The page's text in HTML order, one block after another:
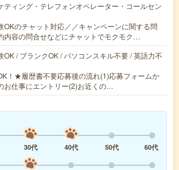
ティング・テレフォンオペレーター・コールセン
OKのチャット対応／／キャンペーンに関する問
内容の問合せなどにチャットでモクモク…
OK / ブランクOK / パソコンスキル不要 / 英語力不
！★履歴書不要応募後の流れ(1)応募フォームか
お仕事にエントリー(2)お近くの…
30代 40代 50代
60代